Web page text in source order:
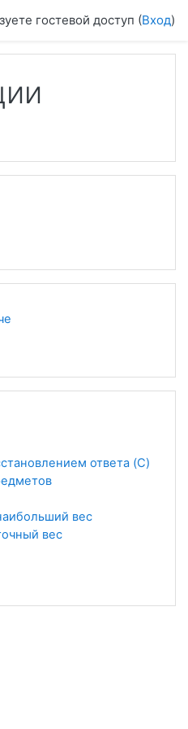
гостевой доступ (Вход)
ответа (C)
вес
вес